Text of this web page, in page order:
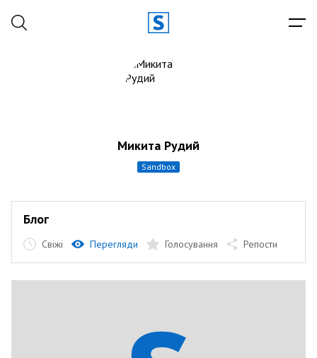
Микита Рудий
sandbox
Блог
Свіжі Перегляди Голосування Репости